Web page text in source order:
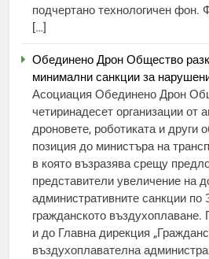
подчертано технологичен фон.
[…]
Обединено Дрон Общество
минимални санкции за
Асоциация Обединено Дрон
четиринадесет организации от
дроновете, роботиката и други
позиция до министъра на
в която възразява срещу
представители увеличение на
административните санкции по
гражданското въздухоплаване.
и до Главна дирекция
въздухоплавателна